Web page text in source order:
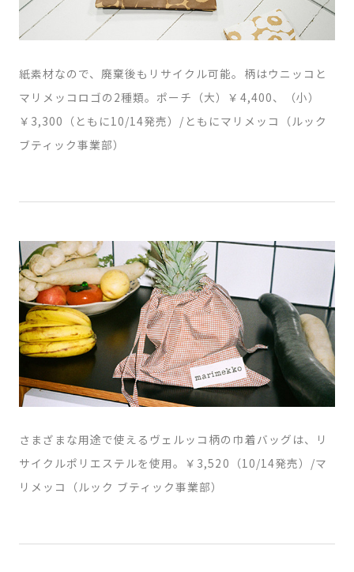
紙素材なので、廃棄後もリサイクル可能。柄はウニッコと
マリメッコロゴの2種類。ポーチ（大）￥4,400、（小）
￥3,300（ともに10/14発売）/ともにマリメッコ（ルック
ブティック事業部）
さまざまな用途で使えるヴェルッコ柄の巾着バッグは、リ
サイクルポリエステルを使用。￥3,520（10/14発売）/マ
リメッコ（ルック ブティック事業部）